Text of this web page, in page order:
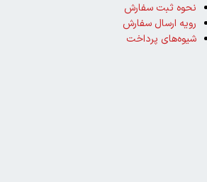
نحوه ثبت سفارش
رویه ارسال سفارش
شیوه‌های پرداخت